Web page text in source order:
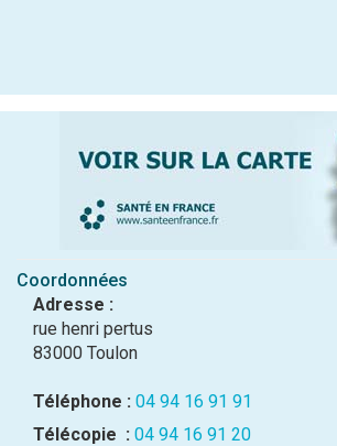
Coordonnées
Adresse :
rue henri pertus
83000 Toulon
Téléphone : 04 94 16 91 91
Télécopie : 04 94 16 91 20